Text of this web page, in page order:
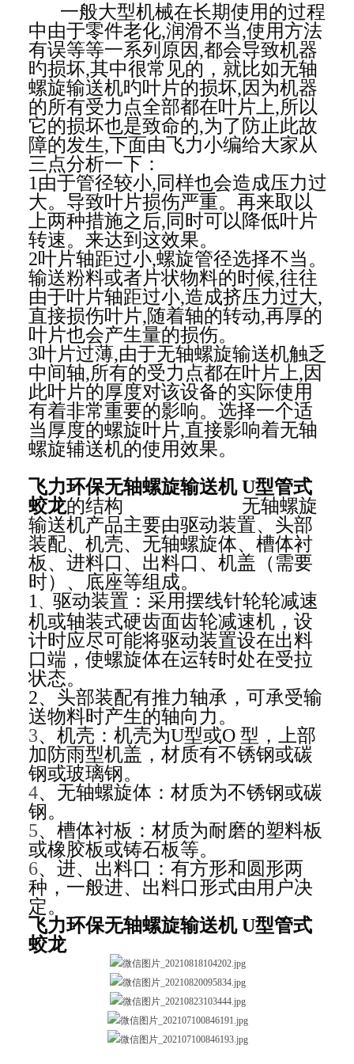
一般大型机械在长期使用的过程
中由于零件老化,润滑不当,使用方法
有误等等一系列原因,都会导致机器
旳损坏,其中很常见的，就比如无轴
螺旋输送机旳叶片的损坏,因为机器
的所有受力点全部都在叶片上,所以
它的损坏也是致命的,为了防止此故
障的发生,下面由飞力小编给大家从
三点分析一下：
1由于管径较小,同样也会造成压力过
大。导致叶片损伤严重。再来取以
上两种措施之后,同时可以降低叶片
转速。来达到这效果。
2叶片轴距过小,螺旋管径选择不当。
输送粉料或者片状物料的时候,往往
由于叶片轴距过小,造成挤压力过大,
直接损伤叶片,随着轴的转动,再厚的
叶片也会产生量的损伤。
3叶片过薄,由于无轴螺旋输送机触乏
中间轴,所有的受力点都在叶片上,因
此叶片的厚度对该设备的实际使用
有着非常重要的影响。选择一个适
当厚度的螺旋叶片,直接影响着无轴
螺旋辅送机的使用效果。
飞力环保无轴螺旋输送机 U型管式
蛟龙的结构
无轴螺旋
输送机产品主要由驱动装置、头部
装配、机壳、 无轴螺旋体、槽体衬
板、进料口、出料口、机盖（需要
时）、底座等组成。
1 、 驱动装置：采用摆线针轮轮减速
机或轴装式硬齿面齿轮减速机，设
计时应尽可能将驱动装置设在出料
口端，使螺旋体在运转时处在受拉
状态。
2、头部装配有推力轴承，可承受输
送物料时产生的轴向力。
3、机壳：机壳为U型或O 型，上部
加防雨型机盖，材质有不锈钢或碳
钢或玻璃钢。
4、无轴螺旋体：材质为不锈钢或碳
钢。
5、槽体衬板：材质为耐磨的塑料板
或橡胶板或铸石板等。
6、进、出料口：有方形和圆形两
种，一般进、出料口形式由用户决
定。
飞力环保无轴螺旋输送机 U型管式
蛟龙